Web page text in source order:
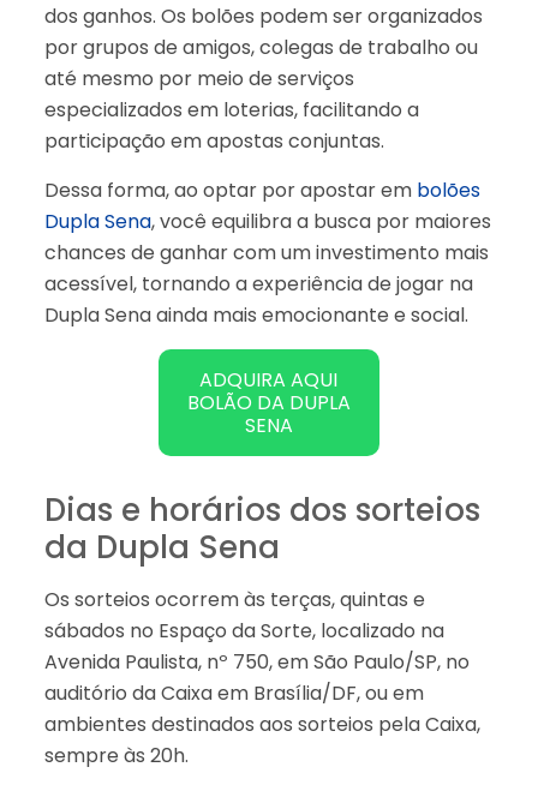
dos ganhos. Os bolões podem ser organizados
por grupos de amigos, colegas de trabalho ou
até mesmo por meio de serviços
especializados em loterias, facilitando a
participação em apostas conjuntas.
Dessa forma, ao optar por apostar em bolões
Dupla Sena, você equilibra a busca por maiores
chances de ganhar com um investimento mais
acessível, tornando a experiência de jogar na
Dupla Sena ainda mais emocionante e social.
ADQUIRA AQUI
BOLÃO DA DUPLA
SENA
Dias e horários dos sorteios
da Dupla Sena
Os sorteios ocorrem às terças, quintas e
sábados no Espaço da Sorte, localizado na
Avenida Paulista, nº 750, em São Paulo/SP, no
auditório da Caixa em Brasília/DF, ou em
ambientes destinados aos sorteios pela Caixa,
sempre às 20h.